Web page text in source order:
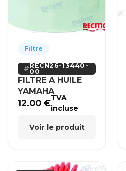
Filtre
RECN26-13440-
00
FILTRE A HUILE
YAMAHA
12.00€TVA
incluse
Voir le produit